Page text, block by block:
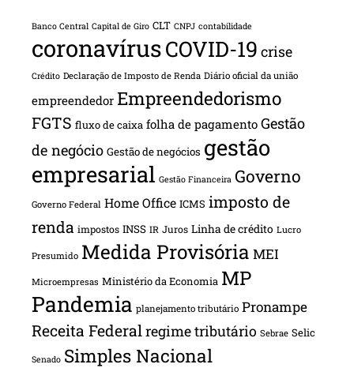
Banco Central Capital de Giro CLT CNPJ contabilidade
coronavírusCOVID-19 crise
Crédito Declaração de Imposto de Renda Diário oficial da união
empreendedor Empreendedorismo
FGTS fluxo de caixa folha de pagamento Gestão
de negócio Gestão de negócios gestão
empresarial Gestão Financeira Governo
Governo Federal Home Office ICMS imposto de
renda impostos INSS IR Juros Linha de crédito Lucro
Presumido Medida Provisória MEI
Microempresas Ministério da Economia MP
Pandemia planejamento tributário Pronampe
Receita Federalregime tributário Sebrae Selic
Senado Simples Nacional